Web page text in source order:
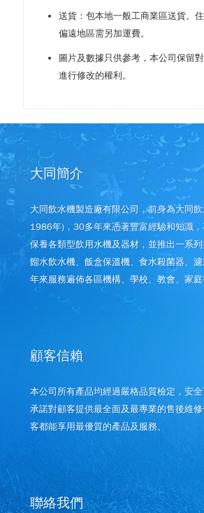
送貨：包本地一般工商業區送貨。
偏遠地區需另加運費。
圖片及數據只供參考，本公司保留
進行修改的權利。
大同簡介
大同飲水機製造廠有限公司，前身為大同
1986年)，30多年來憑著豐富經驗和知識
保養各類型飲用水機及器材，並推出一系
餾水飲水機、飯盒保溫機、食水殺菌器、
年來服務遍佈各區機構、學校、教會、家庭
顧客信賴
本公司所有產品均經過嚴格品質檢定，安
承諾對顧客提供最全面及最專業的售後維
客都能享用最優質的產品及服務。
聯絡我們